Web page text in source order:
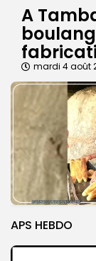
A
mardi 4 août
APS HEBDO